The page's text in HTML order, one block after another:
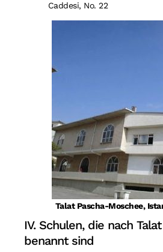
Caddesi, No. 22
Talat Pascha-Moschee,
IV. Schulen, die nach
benannt sind